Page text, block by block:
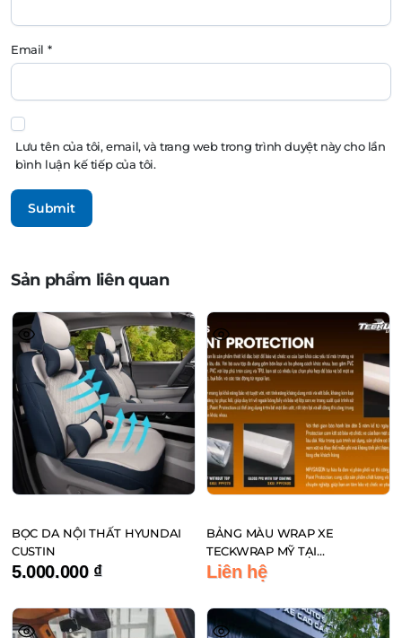
Email *
Lưu tên của tôi, email, và trang web trong trình duyệt này cho lần
bình luận kế tiếp của tôi.
Sản phẩm liên quan
BỌC DA NỘI THẤT HYUNDAI
CUSTIN
5.000.000 ₫
BẢNG MÀU WRAP XE
TECKWRAP MỸ TẠI
MPVSAIGON
Liên hệ